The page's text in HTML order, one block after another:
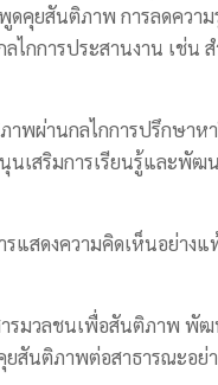
ดคุยสันติภาพ การลดความ
ไกการประสานงาน เช่น
าพผ่านกลไกการปรึกษาห
นเสริมการเรียนรู้และพัฒน
แสดงความคิดเห็นอย่างแ
รมวลชนเพื่อสันติภาพ พัฒ
สันติภาพต่อสาธารณะอย่